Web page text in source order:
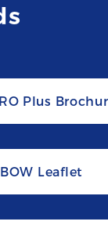
Plus
BOW Leaflet